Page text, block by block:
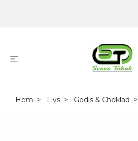
Hem Livs Godis & Choklad